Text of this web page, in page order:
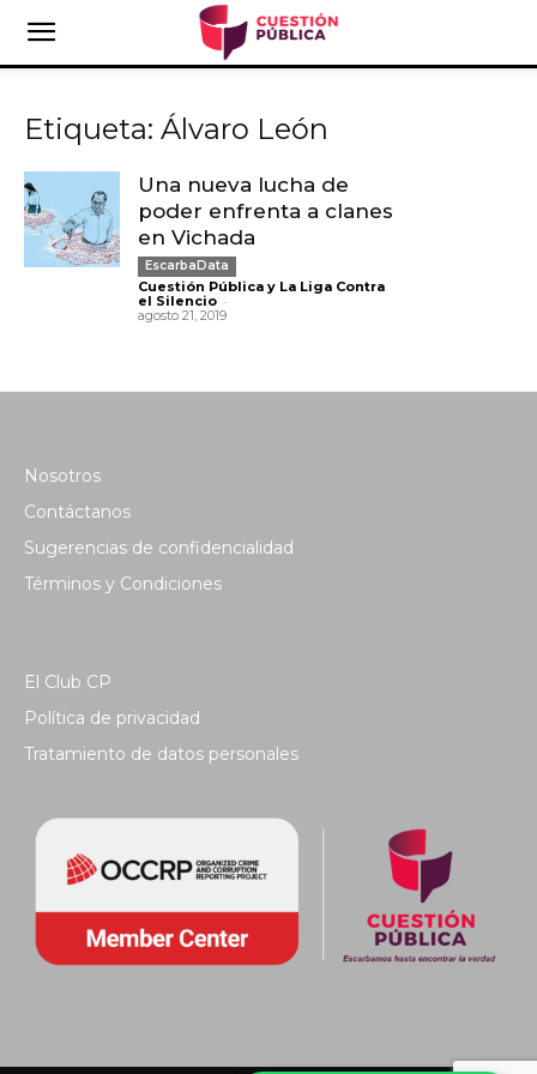
Etiqueta: Álvaro León
Una nueva lucha de
poder enfrenta a clanes
en Vichada
EscarbaData
Cuestión Pública y La Liga Contra
el Silencio -
agosto 21, 2019
Nosotros
Contáctanos
Sugerencias de confidencialidad
Términos y Condiciones
El Club CP
Política de privacidad
Tratamiento de datos personales